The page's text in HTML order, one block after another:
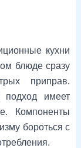
кухни
блюде сразу
приправ.
подход имеет
Компоненты
бороться с